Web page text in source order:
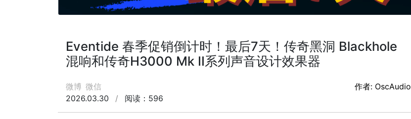
Eventide 春季促销倒计时！最后7天！传奇黑洞 Blackhole
混响和传奇H3000 Mk II系列声音设计效果器
微博 微信
2026.03.30
/ 阅读：596
作者: OscAudio